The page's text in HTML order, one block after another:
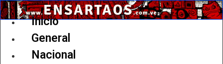
Ir
al
Inicio
General
Nacional